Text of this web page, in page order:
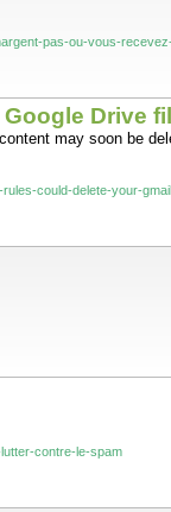
pas-ou-vous-
Drive
may soon be
could-delete-your-
contre-le-spam